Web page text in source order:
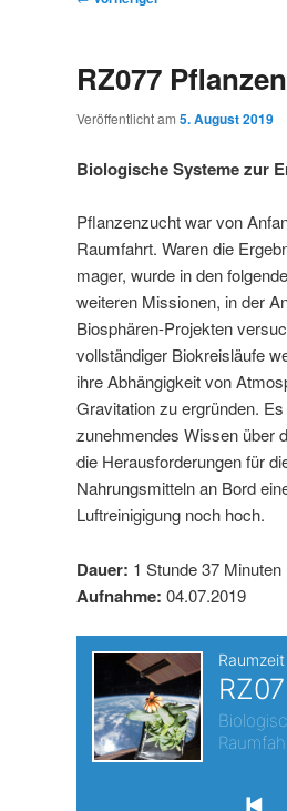
p
m
ä
r
e
n
I
n
h
a
l
s
u
n
d
ä
r
e
n
I
n
h
t
a
s
a
v
i
g
a
t
i
o
n
RZ077
Veröffentlicht am 5. August 2019
Biologische Systeme zur
Pflanzenzucht war von
Raumfahrt. Waren die
mager, wurde in den
weiteren Missionen, in der
Biosphären-Projekten
vollständiger Biokreisläufe
ihre Abhängigkeit von
Gravitation zu ergründen.
zunehmendes Wissen über
die Herausforderungen für
Nahrungsmitteln an Bord
Luftreinigigung noch hoch.
Dauer: 1 Stunde 37 Minuten
Aufnahme: 04.07.2019